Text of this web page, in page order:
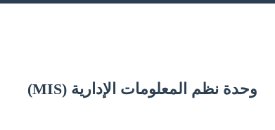
وحدة نظم المعلومات الإدارية (MIS)